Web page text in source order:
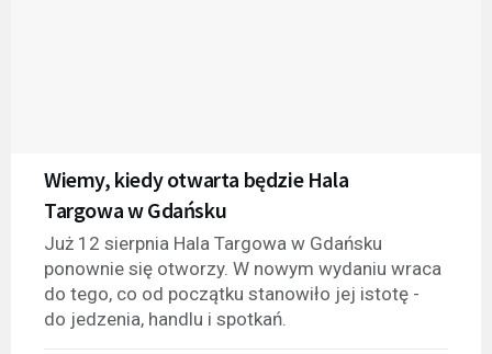
Wiemy, kiedy otwarta będzie Hala
Targowa w Gdańsku
Już 12 sierpnia Hala Targowa w Gdańsku
ponownie się otworzy. W nowym wydaniu wraca
do tego, co od początku stanowiło jej istotę -
do jedzenia, handlu i spotkań.